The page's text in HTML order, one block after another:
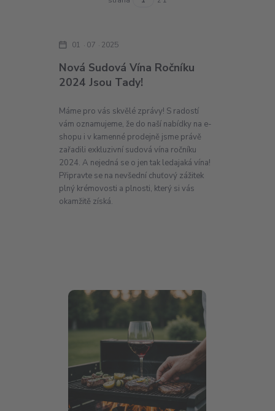
Nová Sudová Vína Ročníku
2024 Jsou Tady!
01 07 2025
Máme pro vás skvělé zprávy! S radostí
vám oznamujeme, že do naší nabídky na e-
shopu i v kamenné prodejně jsme právě
zařadili exkluzivní sudová vína ročníku
2024. A nejedná se o jen tak ledajaká vína!
Připravte se na nevšední chuťový zážitek
plný krémovosti a plnosti, který si vás
okamžitě získá.